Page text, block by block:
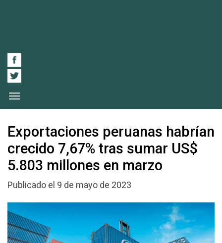
Exportaciones peruanas habrían
crecido 7,67% tras sumar US$
5.803 millones en marzo
Publicado el 9 de mayo de 2023